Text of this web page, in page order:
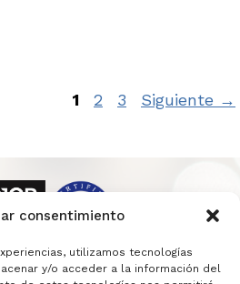
consentimiento
utilizamos tecnologías
y/o acceder a la información del
Página
1 Página
2 Página
3 Siguiente →